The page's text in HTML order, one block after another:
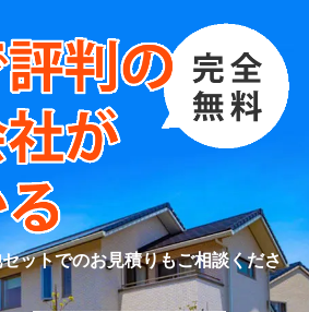
ットでのお見積りもご相談くださ